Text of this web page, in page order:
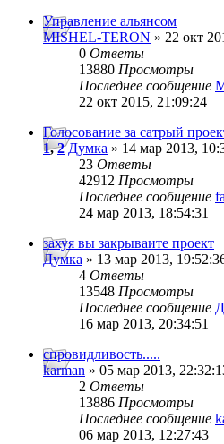
Управление альянсом
MISHEL-TERON » 22 окт
0 Ответы
13880 Просмотры
Последнее сообщение
22 окт 2015, 21:09:24
Голосование за сатрый
1,2 Думка » 14 мар 2013,
23 Ответы
42912 Просмотры
Последнее сообщение
24 мар 2013, 18:54:31
захуя вы закрываите проект
Думка » 13 мар 2013,
4 Ответы
13548 Просмотры
Последнее сообщение
16 мар 2013, 20:34:51
спровидливость.....
karman » 05 мар 2013,
2 Ответы
13886 Просмотры
Последнее сообщение
06 мар 2013, 12:27:43